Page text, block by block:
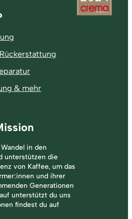
& mehr
in den
unterstützen die
von Kaffee, um das
und ihrer
Generationen
unterstützt du uns
findest du auf